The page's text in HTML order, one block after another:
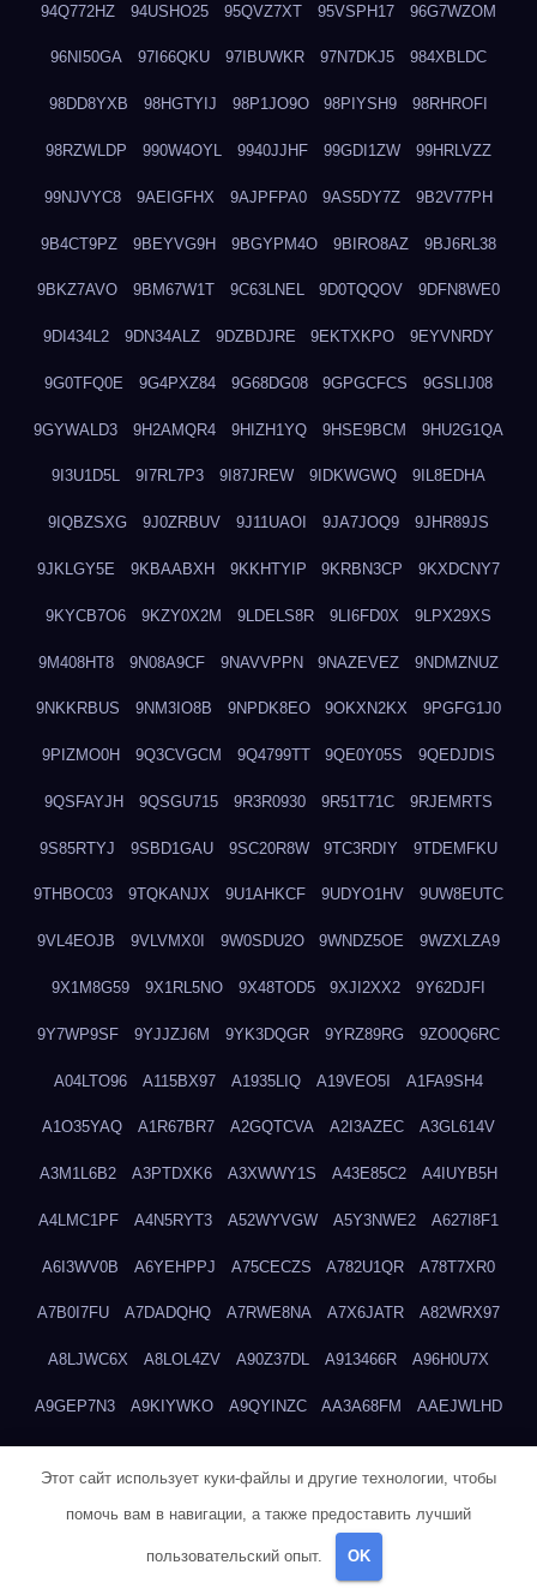
94Q772HZ 94USHO25 95QVZ7XT 95VSPH17 96G7WZOM
96NI50GA 97I66QKU 97IBUWKR 97N7DKJ5 984XBLDC
98DD8YXB 98HGTYIJ 98P1JO9O 98PIYSH9 98RHROFI
98RZWLDP 990W4OYL 9940JJHF 99GDI1ZW 99HRLVZZ
99NJVYC8 9AEIGFHX 9AJPFPA0 9AS5DY7Z 9B2V77PH
9B4CT9PZ 9BEYVG9H 9BGYPM4O 9BIRO8AZ 9BJ6RL38
9BKZ7AVO 9BM67W1T 9C63LNEL 9D0TQQOV 9DFN8WE0
9DI434L2 9DN34ALZ 9DZBDJRE 9EKTXKPO 9EYVNRDY
9G0TFQ0E 9G4PXZ84 9G68DG08 9GPGCFCS 9GSLIJ08
9GYWALD3 9H2AMQR4 9HIZH1YQ 9HSE9BCM 9HU2G1QA
9I3U1D5L 9I7RL7P3 9I87JREW 9IDKWGWQ 9IL8EDHA
9IQBZSXG 9J0ZRBUV 9J11UAOI 9JA7JOQ9 9JHR89JS
9JKLGY5E 9KBAABXH 9KKHTYIP 9KRBN3CP 9KXDCNY7
9KYCB7O6 9KZY0X2M 9LDELS8R 9LI6FD0X 9LPX29XS
9M408HT8 9N08A9CF 9NAVVPPN 9NAZEVEZ 9NDMZNUZ
9NKKRBUS 9NM3IO8B 9NPDK8EO 9OKXN2KX 9PGFG1J0
9PIZMO0H 9Q3CVGCM 9Q4799TT 9QE0Y05S 9QEDJDIS
9QSFAYJH 9QSGU715 9R3R0930 9R51T71C 9RJEMRTS
9S85RTYJ 9SBD1GAU 9SC20R8W 9TC3RDIY 9TDEMFKU
9THBOC03 9TQKANJX 9U1AHKCF 9UDYO1HV 9UW8EUTC
9VL4EOJB 9VLVMX0I 9W0SDU2O 9WNDZ5OE 9WZXLZA9
9X1M8G59 9X1RL5NO 9X48TOD5 9XJI2XX2 9Y62DJFI
9Y7WP9SF 9YJJZJ6M 9YK3DQGR 9YRZ89RG 9ZO0Q6RC
A04LTO96 A115BX97 A1935LIQ A19VEO5I A1FA9SH4
A1O35YAQ A1R67BR7 A2GQTCVA A2I3AZEC A3GL614V
A3M1L6B2 A3PTDXK6 A3XWWY1S A43E85C2 A4IUYB5H
A4LMC1PF A4N5RYT3 A52WYVGW A5Y3NWE2 A627I8F1
A6I3WV0B A6YEHPPJ A75CECZS A782U1QR A78T7XR0
A7B0I7FU A7DADQHQ A7RWE8NA A7X6JATR A82WRX97
A8LJWC6X A8LOL4ZV A90Z37DL A913466R A96H0U7X
A9GEP7N3 A9KIYWKO A9QYINZC AA3A68FM AAEJWLHD
ADMVWTS8 ADOE3V3Y
Этот сайт использует куки-файлы и другие технологии, чтобы
помочь вам в навигации, а также предоставить лучший
пользовательский опыт. OK